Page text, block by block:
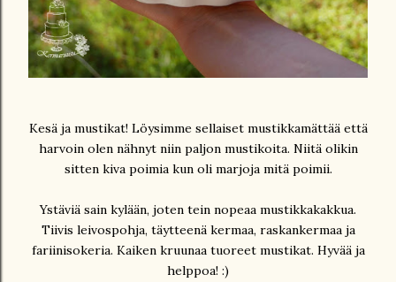
Kesä ja mustikat! Löysimme sellaiset mustikkamättää että
harvoin olen nähnyt niin paljon mustikoita. Niitä olikin
sitten kiva poimia kun oli marjoja mitä poimii.
Ystäviä sain kylään, joten tein nopeaa mustikkakakkua.
Tiivis leivospohja, täytteenä kermaa, raskankermaa ja
fariinisokeria. Kaiken kruunaa tuoreet mustikat. Hyvää ja
helppoa! :)